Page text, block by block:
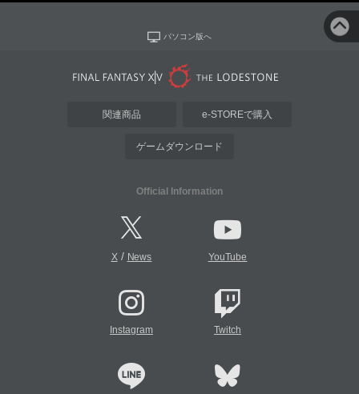
パソコン版へ
関連商品 e-STOREで購入
ゲームダウンロード
Official Information
X/ News YouTube
Instagram Twitch